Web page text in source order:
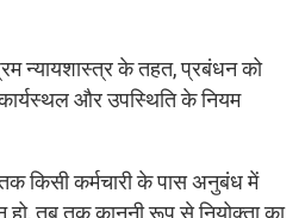
न्यायशास्त्र के तहत, प्रबंधन को
और उपस्थिति के नियम
किसी कर्मचारी के पास अनुबंध में